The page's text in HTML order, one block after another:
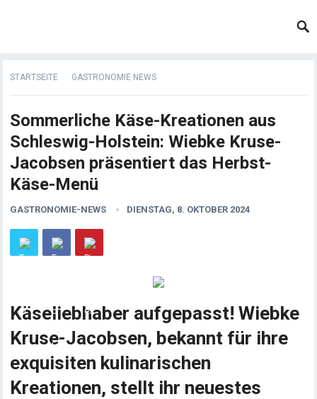
STARTSEITE GASTRONOMIE NEWS
Sommerliche Käse-Kreationen aus
Schleswig-Holstein: Wiebke Kruse-
Jacobsen präsentiert das Herbst-
Käse-Menü
GASTRONOMIE-NEWS DIENSTAG, 8. OKTOBER 2024
Käseliebhaber aufgepasst! Wiebke
Kruse-Jacobsen, bekannt für ihre
exquisiten kulinarischen
Kreationen, stellt ihr neuestes